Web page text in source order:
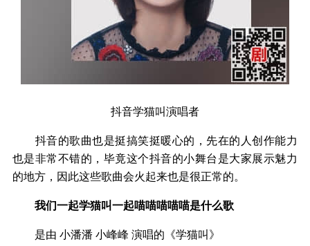
抖音学猫叫演唱者
抖音的歌曲也是挺搞笑挺暖心的，先在的人创作能力
也是非常不错的，毕竟这个抖音的小舞台是大家展示魅力
的地方，因此这些歌曲会火起来也是很正常的。
我们一起学猫叫一起喵喵喵喵喵是什么歌
是由 小潘潘 小峰峰 演唱的《学猫叫》